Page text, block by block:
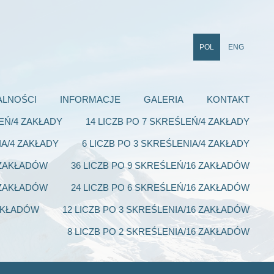
INFORMACJE GALERIA KONTAKT
4 ZAKŁADY 14 LICZB PO 7 SKREŚLEŃ/4 ZAKŁADY
4 ZAKŁADY 6 LICZB PO 3 SKREŚLENIA/4 ZAKŁADY
36 LICZB PO 9 SKREŚLEŃ/16 ZAKŁADÓW
24 LICZB PO 6 SKREŚLEŃ/16 ZAKŁADÓW
12 LICZB PO 3 SKREŚLENIA/16 ZAKŁADÓW
8 LICZB PO 2 SKREŚLENIA/16 ZAKŁADÓW
POL ENG